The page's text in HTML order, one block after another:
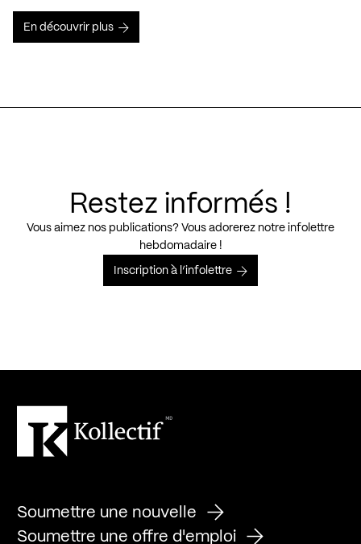
En découvrir plus
Restez informés !
Vous aimez nos publications? Vous adorerez notre infolettre
hebdomadaire !
Inscription à l’infolettre
Soumettre une nouvelle
Soumettre une offre d'emploi